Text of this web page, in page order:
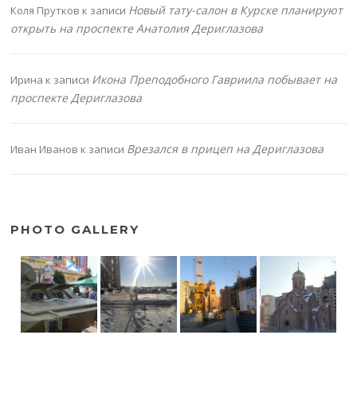
Коля Прутков к записи Новый тату-салон в Курске планируют
открыть на проспекте Анатолия Дериглазова
Ирина к записи Икона Преподобного Гавриила побывает на
проспекте Дериглазова
Иван Иванов к записи Врезался в прицеп на Дериглазова
PHOTO GALLERY